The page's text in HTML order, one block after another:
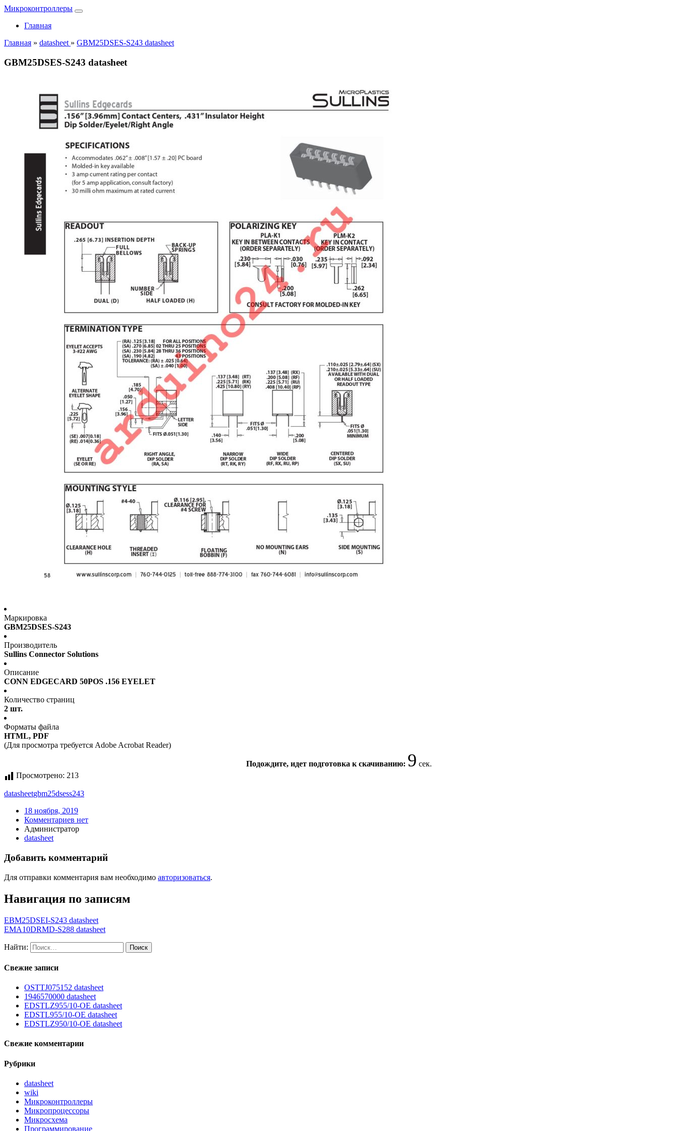
Микроконтроллеры
Главная
Главная » datasheet » GBM25DSES-S243 datasheet
GBM25DSES-S243 datasheet
Маркировка
GBM25DSES-S243
Производитель
Sullins Connector Solutions
Описание
CONN EDGECARD 50POS .156 EYELET
Количество страниц
2 шт.
Форматы файла
HTML, PDF
(Для просмотра требуется Adobe Acrobat Reader)
Подождите, идет подготовка к скачиванию: 8 сек.
Просмотрено: 213
datasheetgbm25dsess243
18 ноября, 2019
Комментариев нет
Администратор
datasheet
Добавить комментарий
Для отправки комментария вам необходимо авторизоваться.
Навигация по записям
EBM25DSEI-S243 datasheet
EMA10DRMD-S288 datasheet
Найти:
Свежие записи
OSTTJ075152 datasheet
1946570000 datasheet
EDSTLZ955/10-OE datasheet
EDSTL955/10-OE datasheet
EDSTLZ950/10-OE datasheet
Свежие комментарии
Рубрики
datasheet
wiki
Микроконтроллеры
Микропроцессоры
Микросхема
Программирование